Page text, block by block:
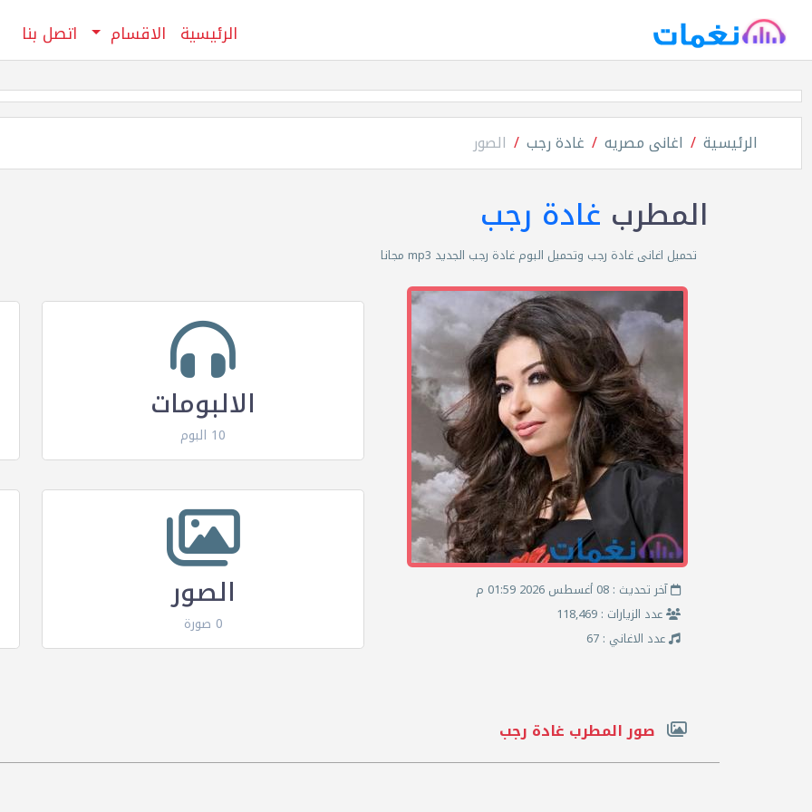
الرئيسية الاقسام اتصل بنا
الرئيسية اغانى مصريه غادة رجب الصور
المطرب غادة رجب
تحميل اغانى غادة رجب وتحميل البوم غادة رجب الجديد mp3 مجانا
آخر تحديث : 08 أغسطس 2026 01:59 م
عدد الزيارات : 118,469
عدد الاغاني : 67
الالبومات
10 البوم
الصور
0 صورة
صور المطرب غادة رجب